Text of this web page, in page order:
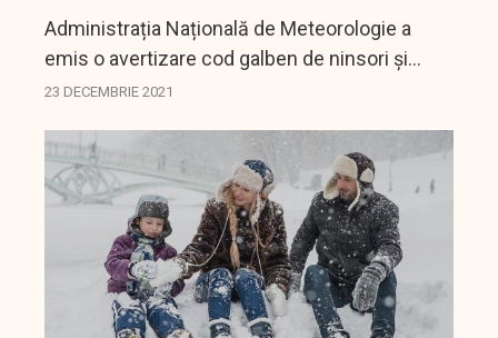
Administrația Națională de Meteorologie a
emis o avertizare cod galben de ninsori și
viscol la munte, valabilă în perioada 24
14:00.
23 DECEMBRIE 2021